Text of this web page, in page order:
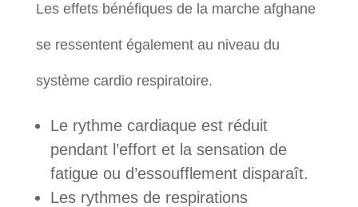
Les effets bénéfiques de la marche afghane
se ressentent également au niveau du
système cardio respiratoire.
Le rythme cardiaque est réduit
pendant l’effort et la sensation de
fatigue ou d’essoufflement disparaît.
Les rythmes de respirations